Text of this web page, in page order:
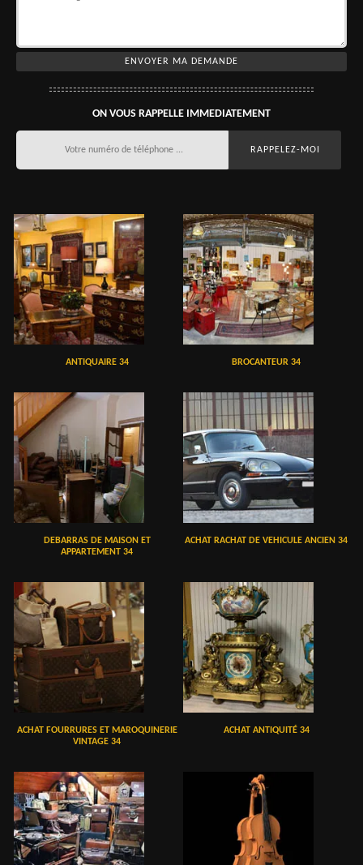
ON VOUS RAPPELLE IMMEDIATEMENT
ANTIQUAIRE 34 BROCANTEUR 34
DEBARRAS DE MAISON ET
APPARTEMENT 34
ACHAT RACHAT DE VEHICULE ANCIEN 34
ACHAT FOURRURES ET MAROQUINERIE
VINTAGE 34
ACHAT ANTIQUITÉ 34